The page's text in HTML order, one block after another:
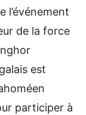
l’événement
de la force
est
participer à